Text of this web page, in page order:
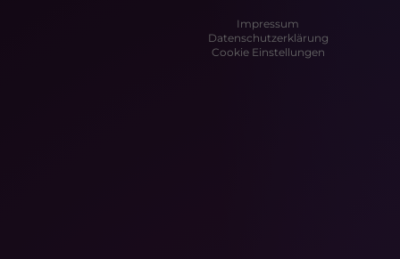
Impressum
Datenschutzerklärung
Cookie Einstellungen